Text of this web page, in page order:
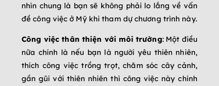
nhìn chung là bạn sẽ không phải lo lắng về vấn
đề công việc ở Mỹ khi tham dự chương trình này.
Công việc thân thiện với môi trường: Một điều
nữa chính là nếu bạn là người yêu thiên nhiên,
thích công việc trồng trọt, chăm sóc cây cảnh,
gần gũi với thiên nhiên thì công việc này chính